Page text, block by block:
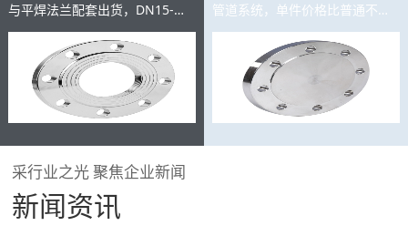
与平焊法兰配套出货，DN15-
DN600规格齐全，复购率高，可
与主产品同批交货。
管道系统，单件价格比普通不锈
钢法兰高3-8倍，是高附加值精密
采行业之光 聚焦企业新闻
新闻资讯